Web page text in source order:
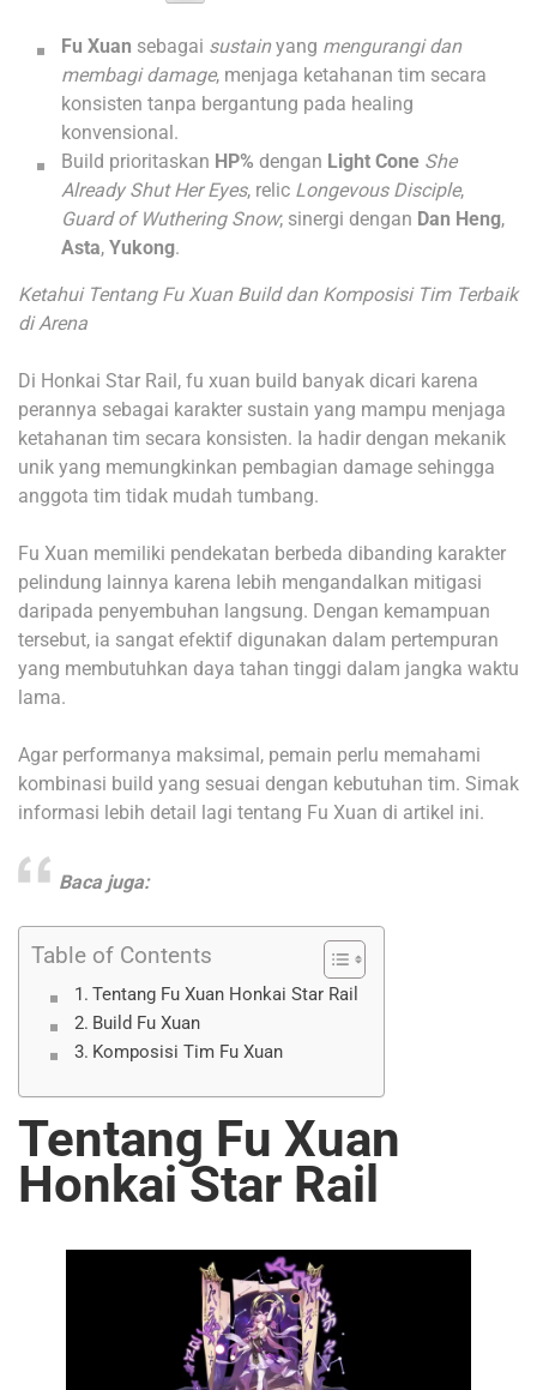
Fu Xuan sebagai sustainyang mengurangi dan
membagi damage, menjaga ketahanan tim secara
konsisten tanpa bergantung pada healing
konvensional.
Build prioritaskan HP% dengan Light Cone She
Already Shut Her Eyes, relic Longevous Disciple,
Guard of Wuthering Snow; sinergi dengan Dan Heng,
Asta, Yukong.
Ketahui Tentang Fu Xuan Build dan Komposisi Tim Terbaik
di Arena
Di Honkai Star Rail, fu xuan build banyak dicari karena
perannya sebagai karakter sustain yang mampu menjaga
ketahanan tim secara konsisten. Ia hadir dengan mekanik
unik yang memungkinkan pembagian damage sehingga
anggota tim tidak mudah tumbang.
Fu Xuan memiliki pendekatan berbeda dibanding karakter
pelindung lainnya karena lebih mengandalkan mitigasi
daripada penyembuhan langsung. Dengan kemampuan
tersebut, ia sangat efektif digunakan dalam pertempuran
yang membutuhkan daya tahan tinggi dalam jangka waktu
lama.
Agar performanya maksimal, pemain perlu memahami
kombinasi build yang sesuai dengan kebutuhan tim. Simak
informasi lebih detail lagi tentang Fu Xuan di artikel ini.
Baca juga:
Table of Contents
Tentang Fu Xuan Honkai Star Rail
Build Fu Xuan
Komposisi Tim Fu Xuan
Tentang Fu Xuan
Honkai Star Rail